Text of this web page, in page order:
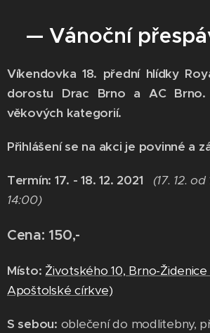
— Vánoční
Víkendovka 18. přední hlídky
dorostu Drac Brno a AC
věkových kategorií.
Přihlášení se na akci je povinné a
Termín: 17. - 18. 12. 2021 (17. 12.
14:00)
Cena: 150,-
Místo: Životského 10, Brno-
Apoštolské církve)
S sebou: oblečení do modlitebny,